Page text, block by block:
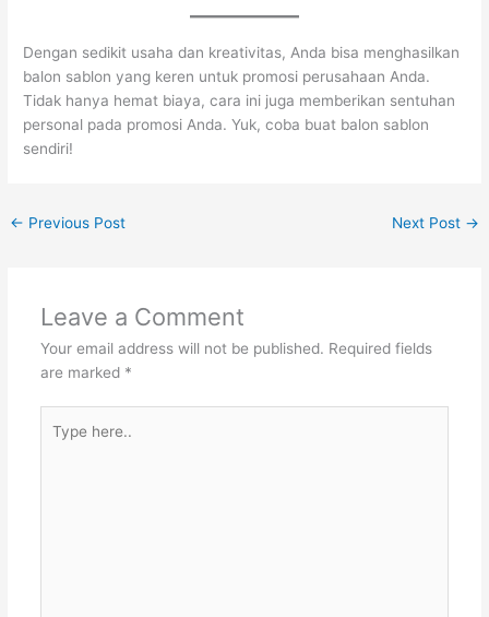
Dengan sedikit usaha dan kreativitas, Anda bisa menghasilkan
balon sablon yang keren untuk promosi perusahaan Anda.
Tidak hanya hemat biaya, cara ini juga memberikan sentuhan
personal pada promosi Anda. Yuk, coba buat balon sablon
sendiri!
← Previous Post Next Post →
Leave a Comment
Your email address will not be published. Required fields
are marked *
here..